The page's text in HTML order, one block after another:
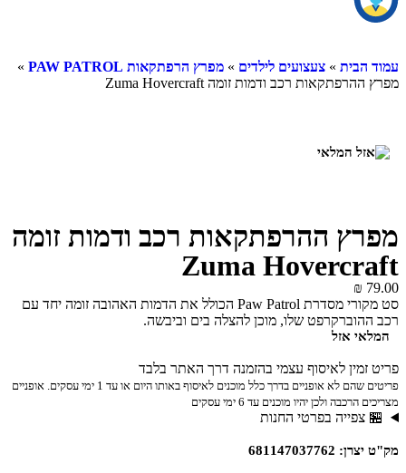
עמוד הבית » צעצועים לילדים » מפרץ הרפתקאות PAW PATROL
»
מפרץ ההרפתקאות רכב ודמות זומה Zuma Hovercraft
מפרץ ההרפתקאות רכב ודמות זומה
Zuma Hovercraft
₪ 79.00
סט מקורי מסדרת Paw Patrol הכולל את הדמות האהובה זומה יחד עם
רכב ההוברקרפט שלו, מוכן להצלה בים וביבשה.
המלאי אזל
פריט זמין לאיסוף עצמי בהזמנה דרך האתר בלבד
פריטים שהם לא אופניים בדרך כלל מוכנים לאיסוף באותו היום או עד 1 ימי עסקים. אופניים
מצריכים הרכבה ולכן יהיו מוכנים עד 6 ימי עסקים
🏪 צפייה בפרטי החנות
מק"ט יצרן: 681147037762